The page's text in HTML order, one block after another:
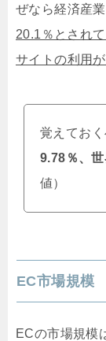
ぜなら経済産
20.1％とされ
サイトの利用
覚えてお
9.78％、
値）
EC市場規模
ECの市場規模